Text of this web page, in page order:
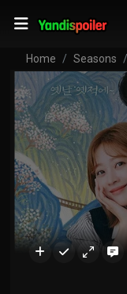
Home Seasons